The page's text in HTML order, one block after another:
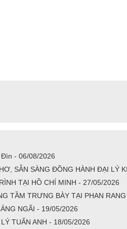
- 06/08/2026
SẴN SÀNG ĐỒNG HÀNH ĐẠI LÝ
TẠI HỒ CHÍ MINH - 27/05/2026
TẦM TRƯNG BÀY TẠI PHAN
NGÃI - 19/05/2026
TUẤN ANH - 18/05/2026